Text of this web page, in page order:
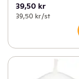
39,50 kr
39,50 kr /st